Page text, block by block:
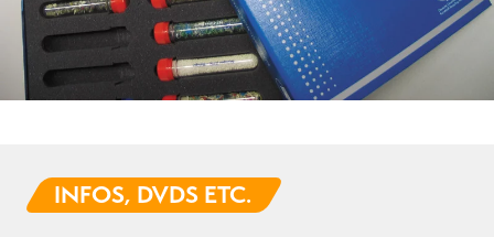
INFOS, DVDS ETC.